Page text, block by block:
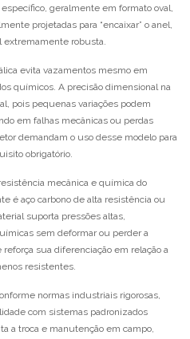
geralmente em formato oval,
projetadas para “encaixar” o anel,
extremamente robusta.
evita vazamentos mesmo em
químicos. A precisão dimensional na
pois pequenas variações podem
em falhas mecânicas ou perdas
demandam o uso desse modelo para
obrigatório.
mecânica e química do
é aço carbono de alta resistência ou
suporta pressões altas,
sem deformar ou perder a
sua diferenciação em relação a
resistentes.
normas industriais rigorosas,
com sistemas padronizados
a troca e manutenção em campo,